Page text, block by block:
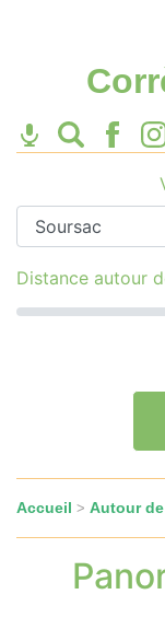
Distance autour
Accueil > Autour